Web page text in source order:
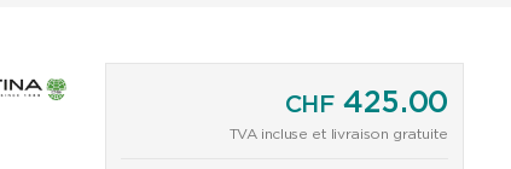
CHF425.00
TVA incluse et livraison gratuite